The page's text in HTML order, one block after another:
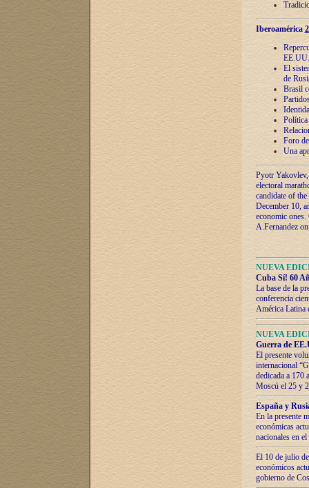
Iberoamérica
EE.UU.
El
de
Brasil
Política
Foro
Una
Pyotr
electoral
candidate of
December 10,
economic
A.Fernandez
NUEVA
Cuba Sí! 60
La base de la
conferencia
América Latina
NUEVA
Guerra de
El presente
internacional
dedicada a 170
Moscú el 25 y
España y
En la presente
económicas
nacionales en
El 10 de julio
económicos
gobierno de